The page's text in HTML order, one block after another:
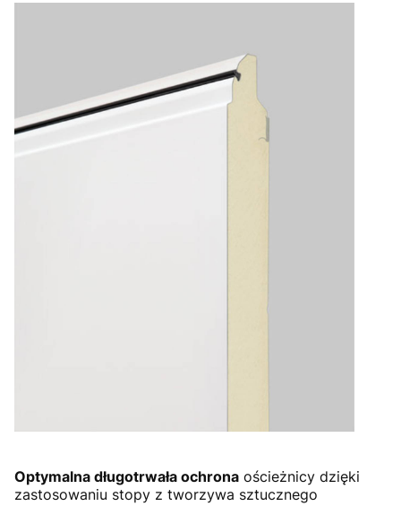
Optymalna długotrwała ochrona ościeżnicy dzięki
zastosowaniu stopy z tworzywa sztucznego